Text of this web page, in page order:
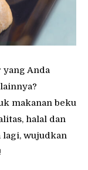
yang Anda
makanan beku
halal dan
lagi, wujudkan